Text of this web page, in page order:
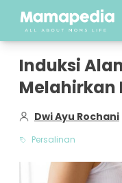
Induksi
Melahirkan
Dwi Ayu Rochani
Persalinan